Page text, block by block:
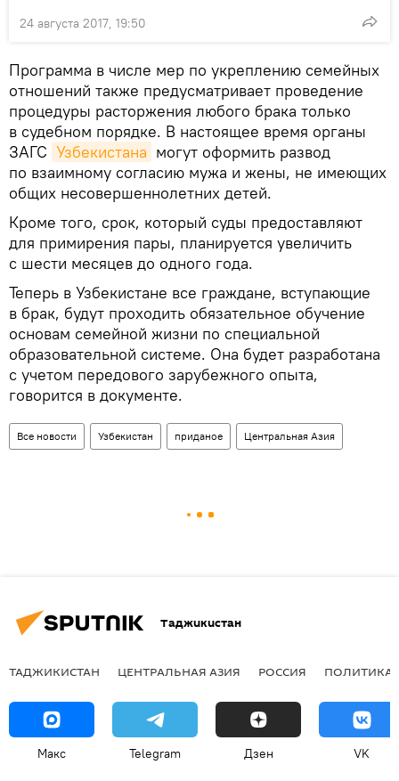
24 августа 2017, 19:50
Программа в числе мер по укреплению семейных
отношений также предусматривает проведение
процедуры расторжения любого брака только
в судебном порядке. В настоящее время органы
ЗАГС Узбекистана могут оформить развод
по взаимному согласию мужа и жены, не имеющих
общих несовершеннолетних детей.
Кроме того, срок, который суды предоставляют
для примирения пары, планируется увеличить
с шести месяцев до одного года.
Теперь в Узбекистане все граждане, вступающие
в брак, будут проходить обязательное обучение
основам семейной жизни по специальной
образовательной системе. Она будет разработана
с учетом передового зарубежного опыта,
говорится в документе.
Все новости Узбекистан приданое Центральная Азия
Таджикистан
ТАДЖИКИСТАН ЦЕНТРАЛЬНАЯ АЗИЯ РОССИЯ ПОЛИТИКА
Макс Telegram Дзен VK